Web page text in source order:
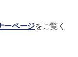
ーページをご覧く